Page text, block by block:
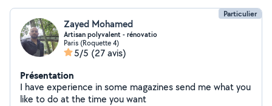
Particulier
Zayed Mohamed
Artisan polyvalent - rénovatio
Paris (Roquette 4)
5/5 (27 avis)
Présentation
I have experience in some magazines send me what you
like to do at the time you want